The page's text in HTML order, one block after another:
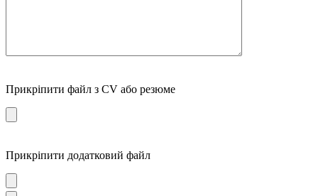
Прикріпити файл з CV або резюме
Прикріпити додатковий файл